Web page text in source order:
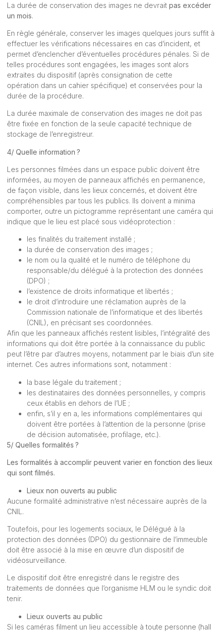
La durée de conservation des images ne devrait pas excéder
un mois.
En règle générale, conserver les images quelques jours suffit à
effectuer les vérifications nécessaires en cas d’incident, et
permet d’enclencher d’éventuelles procédures pénales. Si de
telles procédures sont engagées, les images sont alors
extraites du dispositif (après consignation de cette
opération dans un cahier spécifique) et conservées pour la
durée de la procédure.
La durée maximale de conservation des images ne doit pas
être fixée en fonction de la seule capacité technique de
stockage de l’enregistreur.
4/ Quelle information ?
Les personnes filmées dans un espace public doivent être
informées, au moyen de panneaux affichés en permanence,
de façon visible, dans les lieux concernés, et doivent être
compréhensibles par tous les publics. Ils doivent a minima
comporter, outre un pictogramme représentant une caméra qui
indique que le lieu est placé sous vidéoprotection :
les finalités du traitement installé ;
la durée de conservation des images ;
le nom ou la qualité et le numéro de téléphone du
responsable/du délégué à la protection des données
(DPO) ;
l’existence de droits informatique et libertés ;
le droit d’introduire une réclamation auprès de la
Commission nationale de l’informatique et des libertés
(CNIL), en précisant ses coordonnées.
Afin que les panneaux affichés restent lisibles, l’intégralité des
informations qui doit être portée à la connaissance du public
peut l’être par d’autres moyens, notamment par le biais d’un site
internet. Ces autres informations sont, notamment :
la base légale du traitement ;
les destinataires des données personnelles, y compris
ceux établis en dehors de l’UE ;
enfin, s’il y en a, les informations complémentaires qui
doivent être portées à l’attention de la personne (prise
de décision automatisée, profilage, etc.).
5/ Quelles formalités ?
Les formalités à accomplir peuvent varier en fonction des lieux
qui sont filmés.
Lieux non ouverts au public
Aucune formalité administrative n’est nécessaire auprès de la
CNIL.
Toutefois, pour les logements sociaux, le Délégué à la
protection des données (DPO) du gestionnaire de l’immeuble
doit être associé à la mise en œuvre d’un dispositif de
vidéosurveillance.
Le dispositif doit être enregistré dans le registre des
traitements de données que l’organisme HLM ou le syndic doit
tenir.
Lieux ouverts au public
Si les caméras filment un lieu accessible à toute personne (hall